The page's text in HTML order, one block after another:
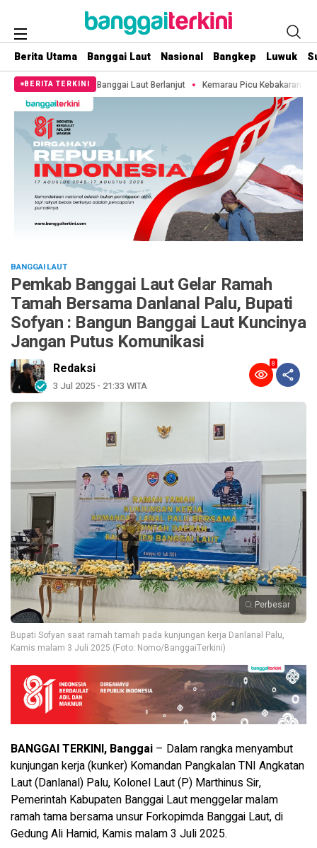
Berita Utama Banggai Laut Nasional Bangkep Luwuk
BERITA TERKINI
Laut Berlanjut Kemarau Picu Kebakaran, 11 Hektare Lahan di Pulau 3B
BANGGAI LAUT
Pemkab Banggai Laut Gelar Ramah
Tamah Bersama Danlanal Palu, Bupati
Sofyan : Bangun Banggai Laut Kuncinya
Jangan Putus Komunikasi
Redaksi
3 Jul 2025 - 21:33 WITA
8
Perbesar
Bupati Sofyan saat ramah tamah pada kunjungan kerja Danlanal Palu,
Kamis malam 3 Juli 2025 (Foto: Nomo/BanggaiTerkini)
BANGGAI TERKINI, Banggai – Dalam rangka menyambut
kunjungan kerja (kunker) Komandan Pangkalan TNI Angkatan
Laut (Danlanal) Palu, Kolonel Laut (P) Marthinus Sir,
Pemerintah Kabupaten Banggai Laut menggelar malam
ramah tama bersama unsur Forkopimda Banggai Laut, di
Gedung Ali Hamid, Kamis malam 3 Juli 2025.